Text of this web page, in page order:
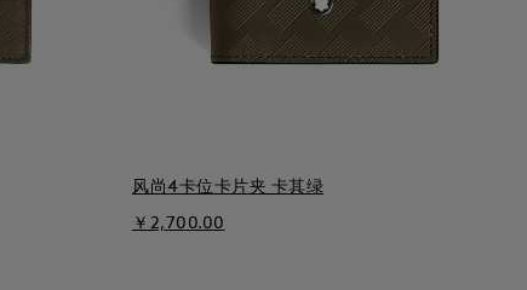
风尚4卡位卡片夹 卡其绿
￥2,700.00